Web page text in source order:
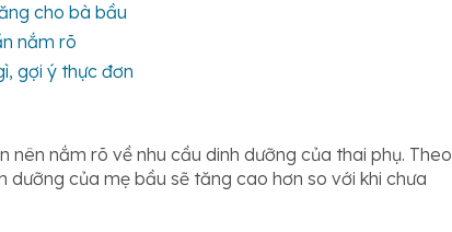
cho bà bầu
nắm rõ
gợi ý thực đơn
nên nắm rõ về nhu cầu dinh dưỡng của thai phụ. Theo
của mẹ bầu sẽ tăng cao hơn so với khi chưa